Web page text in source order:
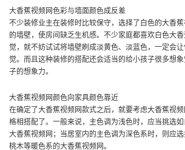
大香蕉视频网色彩与墙面颜色成反差
不少装修业主在装修时比较保守，选择了白色的大香
的墙壁，使房间缺乏生机感。不少家庭都喜欢白色大
觉，就不妨试试将墙壁刷成淡黄色、淡蓝色，一定会
觉。而且这种装修的搭配还会适当的给小孩子很多想
子的想象力。
大香蕉视频网颜色向家具颜色靠近
在确定了大香蕉视频网款式之后，就要考虑大香蕉视
格相搭配了。一般来说，主色调为浅色时，应当挑选
大香蕉视频网；当居室内的主色调为深色系时，则应
桃木等暖色系的大香蕉视频网。